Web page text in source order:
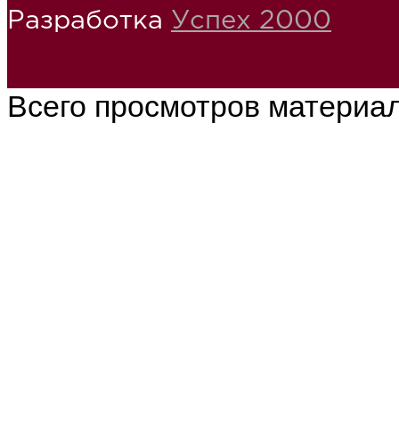
Разработка Успех 2000
Всего просмотров